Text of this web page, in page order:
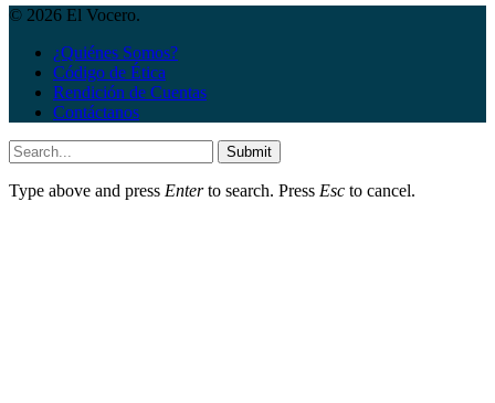
© 2026 El Vocero.
¿Quiénes Somos?
Código de Ética
Rendición de Cuentas
Contáctanos
Submit
Type above and press Enterto search. Press Esc to cancel.